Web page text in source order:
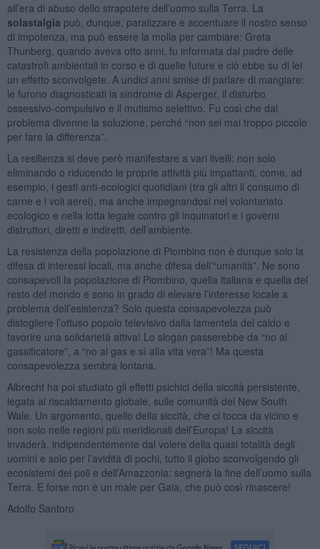
all’era di abuso dello strapotere dell’uomo sulla Terra. La
solastalgia può, dunque, paralizzare e accentuare il nostro senso
di impotenza, ma può essere la molla per cambiare: Greta
Thunberg, quando aveva otto anni, fu informata dal padre delle
catastrofi ambientali in corso e di quelle future e ciò ebbe su di lei
un effetto sconvolgete. A undici anni smise di parlare di mangiare:
le furono diagnosticati la sindrome di Asperger, il disturbo
ossessivo-compulsivo e il mutismo selettivo. Fu così che dal
problema divenne la soluzione, perché “non sei mai troppo piccolo
per fare la differenza”.
La resilienza si deve però manifestare a vari livelli: non solo
eliminando o riducendo le proprie attività più impattanti, come, ad
esempio, i gesti anti-ecologici quotidiani (tra gli altri il consumo di
carne e i voli aerei), ma anche impegnandosi nel volontariato
ecologico e nella lotta legale contro gli inquinatori e i governi
distruttori, diretti e indiretti, dell’ambiente.
La resistenza della popolazione di Piombino non è dunque solo la
difesa di interessi locali, ma anche difesa dell’“umanità”. Ne sono
consapevoli la popolazione di Piombino, quella italiana e quella del
resto del mondo e sono in grado di elevare l’interesse locale a
problema dell’esistenza? Solo questa consapevolezza può
distogliere l’ottuso popolo televisivo dalla lamentela del caldo e
favorire una solidarietà attiva! Lo slogan passerebbe da “no al
gassificatore”, a “no al gas e sì alla vita vera”! Ma questa
consapevolezza sembra lontana.
Albrecht ha poi studiato gli effetti psichici della siccità persistente,
legata al riscaldamento globale, sulle comunità del New South
Wale. Un argomento, quello della siccità, che ci tocca da vicino e
non solo nelle regioni più meridionali dell’Europa! La siccità
invaderà, indipendentemente dal volere della quasi totalità degli
uomini e solo per l’avidità di pochi, tutto il globo sconvolgendo gli
ecosistemi dei poli e dell’Amazzonia: segnerà la fine dell’uomo sulla
Terra. E forse non è un male per Gaia, che può così rinascere!
Adolfo Santoro